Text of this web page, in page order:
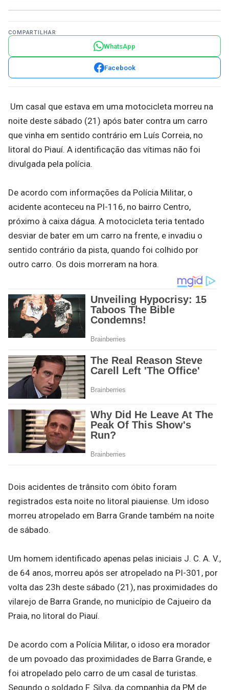
COMPARTILHAR
WhatsApp
Facebook
Um casal que estava em uma motocicleta morreu na
noite deste sábado (21) após bater contra um carro
que vinha em sentido contrário em Luís Correia, no
litoral do Piauí. A identificação das vítimas não foi
divulgada pela polícia.
De acordo com informações da Polícia Militar, o
acidente aconteceu na PI-116, no bairro Centro,
próximo à caixa dágua. A motocicleta teria tentado
desviar de bater em um carro na frente, e invadiu o
sentido contrário da pista, quando foi colhido por
outro carro. Os dois morreram na hora.
Dois acidentes de trânsito com óbito foram
registrados esta noite no litoral piauiense. Um idoso
morreu atropelado em Barra Grande também na noite
de sábado.
Um homem identificado apenas pelas iniciais J. C. A. V.,
de 64 anos, morreu após ser atropelado na PI-301, por
volta das 23h deste sábado (21), nas proximidades do
vilarejo de Barra Grande, no município de Cajueiro da
Praia, no litoral do Piauí.
De acordo com a Polícia Militar, o idoso era morador
de um povoado das proximidades de Barra Grande, e
foi atropelado pelo carro de um casal de turistas.
Segundo o soldado F. Silva, da companhia da PM de